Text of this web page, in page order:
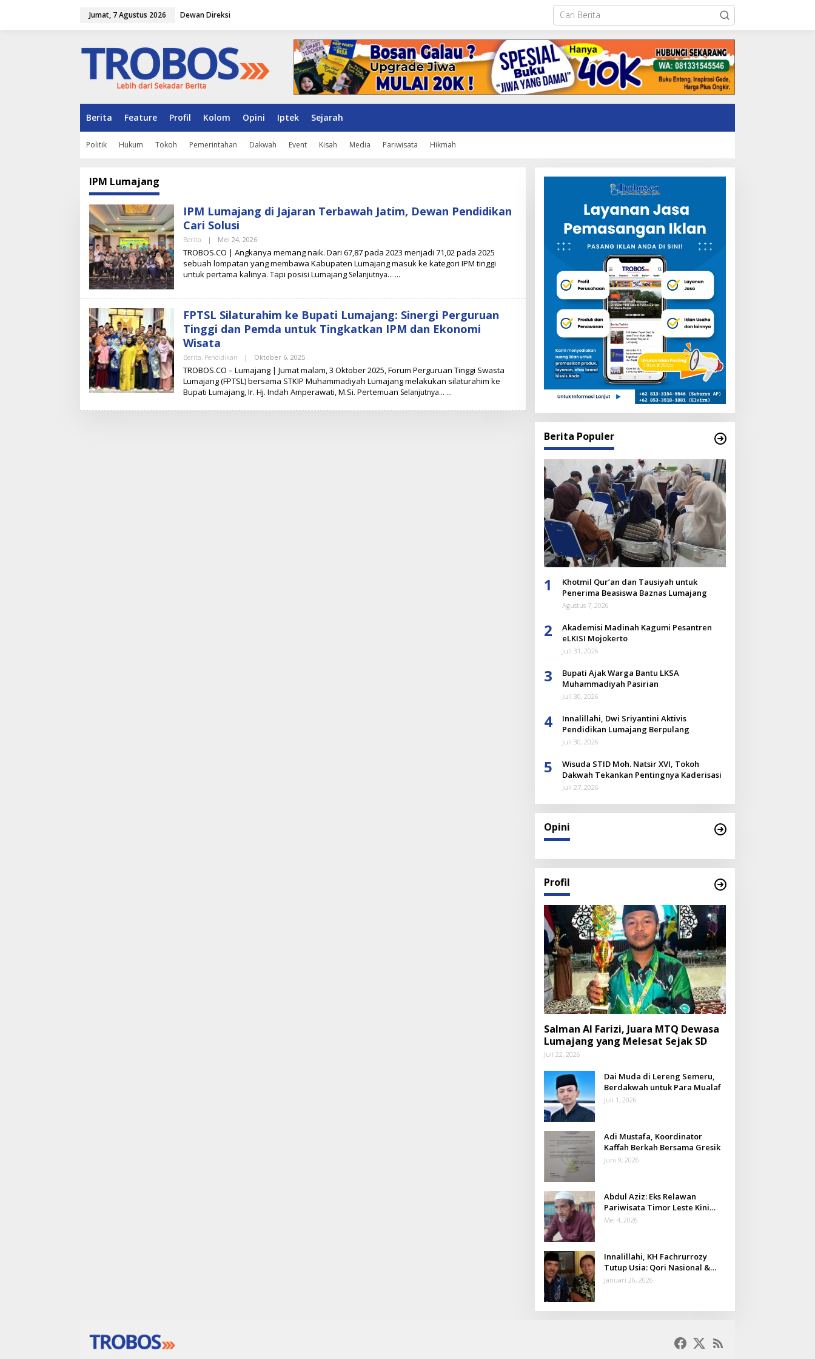
Jumat, 7 Agustus 2026 Dewan Direksi
Berita Feature Profil Kolom Opini Iptek Sejarah
Politik Hukum Tokoh Pemerintahan Dakwah Event Kisah Media Pariwisata Hikmah
IPM Lumajang
IPM Lumajang di Jajaran Terbawah Jatim, Dewan Pendidikan
Cari Solusi
Berita | Mei 24, 2026
E
H
N
U
R
H
D
A
M
O
K
TROBOS.CO | Angkanya memang naik. Dari 67,87 pada 2023 menjadi 71,02 pada 2025
sebuah lompatan yang membawa Kabupaten Lumajang masuk ke kategori IPM tinggi
untuk pertama kalinya. Tapi posisi Lumajang Selanjutnya…
FPTSL Silaturahim ke Bupati Lumajang: Sinergi Perguruan
Tinggi dan Pemda untuk Tingkatkan IPM dan Ekonomi
Wisata
Berita, Pendidikan | Oktober 6, 2025
E
H
A
TROBOS.CO – Lumajang | Jumat malam, 3 Oktober 2025, Forum Perguruan Tinggi Swasta
Lumajang (FPTSL) bersama STKIP Muhammadiyah Lumajang melakukan silaturahim ke
Bupati Lumajang, Ir. Hj. Indah Amperawati, M.Si. Pertemuan Selanjutnya…
Berita Populer
1
Khotmil Qur’an dan Tausiyah untuk
Penerima Beasiswa Baznas Lumajang
Agustus 7, 2026
2
Akademisi Madinah Kagumi Pesantren
eLKISI Mojokerto
Juli 31, 2026
3
Bupati Ajak Warga Bantu LKSA
Muhammadiyah Pasirian
Juli 30, 2026
4
Innalillahi, Dwi Sriyantini Aktivis
Pendidikan Lumajang Berpulang
Juli 30, 2026
5
Wisuda STID Moh. Natsir XVI, Tokoh
Dakwah Tekankan Pentingnya Kaderisasi
Juli 27, 2026
Opini
Profil
Salman Al Farizi, Juara MTQ Dewasa
Lumajang yang Melesat Sejak SD
Juli 22, 2026
Dai Muda di Lereng Semeru,
Berdakwah untuk Para Mualaf
Juli 1, 2026
Adi Mustafa, Koordinator
Kaffah Berkah Bersama Gresik
Juni 9, 2026
Abdul Aziz: Eks Relawan
Pariwisata Timor Leste Kini
Takmir Kalisat
Mei 4, 2026
Innalillahi, KH Fachrurrozy
Tutup Usia: Qori Nasional &
Mantan Kadis Kemenag yang
Januari 26, 2026